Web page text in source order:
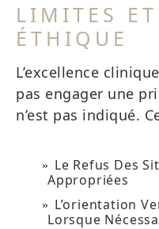
LIMITES ET
ÉTHIQUE
L’excellence
pas engager une
n’est pas indiqué.
Le Refus Des
Appropriées
L’orientation
Lorsque